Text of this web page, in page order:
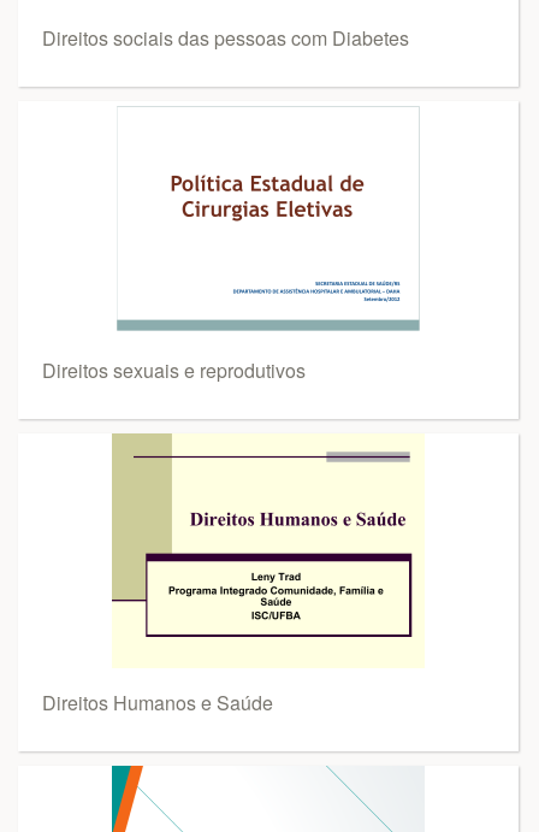
Direitos sociais das pessoas com Diabetes
Direitos sexuais e reprodutivos
Direitos Humanos e Saúde